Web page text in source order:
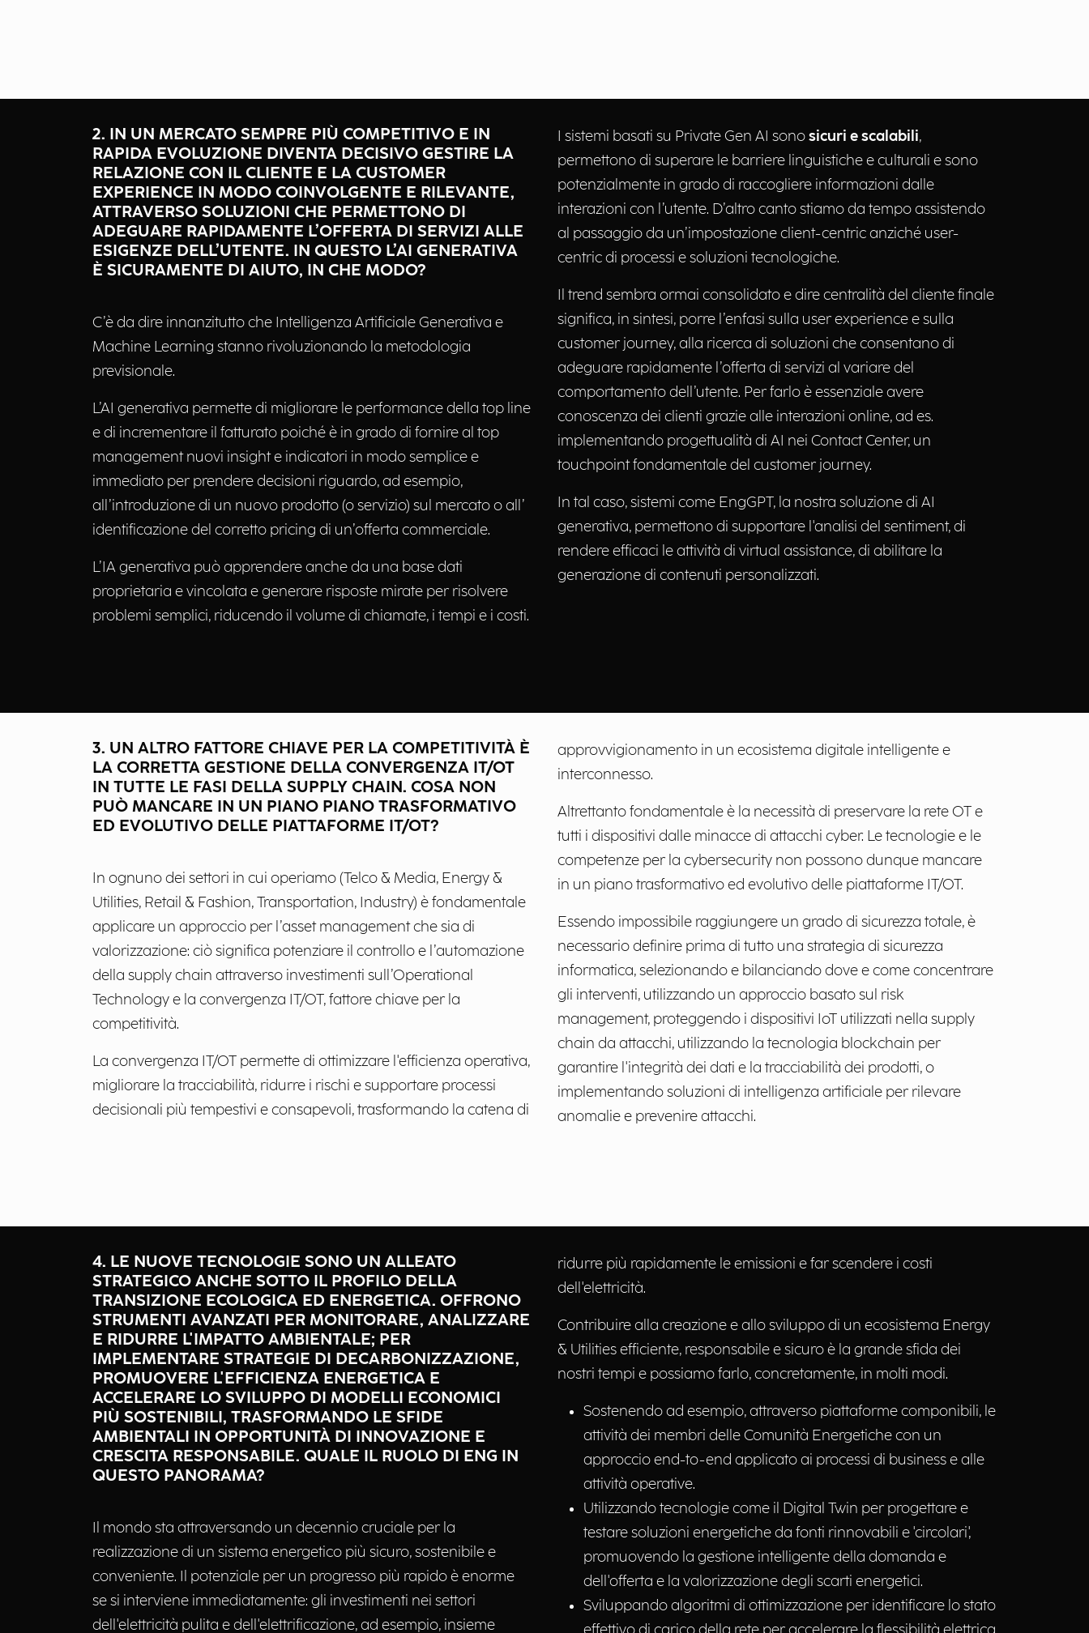
2. IN UN MERCATO SEMPRE PIÙ COMPETITIVO E IN
RAPIDA EVOLUZIONE DIVENTA DECISIVO GESTIRE LA
RELAZIONE CON IL CLIENTE E LA CUSTOMER
EXPERIENCE IN MODO COINVOLGENTE E RILEVANTE,
ATTRAVERSO SOLUZIONI CHE PERMETTONO DI
ADEGUARE RAPIDAMENTE L’OFFERTA DI SERVIZI ALLE
ESIGENZE DELL’UTENTE. IN QUESTO L’AI GENERATIVA
È SICURAMENTE DI AIUTO, IN CHE MODO?
C’è da dire innanzitutto che Intelligenza Artificiale Generativa e
Machine Learning stanno rivoluzionando la metodologia
previsionale.
L’AI generativa permette di migliorare le performance della top line
e di incrementare il fatturato poiché è in grado di fornire al top
management nuovi insight e indicatori in modo semplice e
immediato per prendere decisioni riguardo, ad esempio,
all’introduzione di un nuovo prodotto (o servizio) sul mercato o all’
identificazione del corretto pricing di un’offerta commerciale.
L’IA generativa può apprendere anche da una base dati
proprietaria e vincolata e generare risposte mirate per risolvere
problemi semplici, riducendo il volume di chiamate, i tempi e i costi.
I sistemi basati su Private Gen AI sonosicuri e scalabili,
permettono di superare le barriere linguistiche e culturali e sono
potenzialmente in grado di raccogliere informazioni dalle
interazioni con l’utente. D’altro canto stiamo da tempo assistendo
al passaggio da un’impostazione client-centric anziché user-
centric di processi e soluzioni tecnologiche.
Il trend sembra ormai consolidato e dire centralità del cliente finale
significa, in sintesi, porre l’enfasi sulla user experience e sulla
customer journey, alla ricerca di soluzioni che consentano di
adeguare rapidamente l’offerta di servizi al variare del
comportamento dell’utente. Per farlo è essenziale avere
conoscenza dei clienti grazie alle interazioni online, ad es.
implementando progettualità di AI nei Contact Center, un
touchpoint fondamentale del customer journey.
In tal caso, sistemi come EngGPT, la nostra soluzione di AI
generativa, permettono di supportare l'analisi del sentiment, di
rendere efficaci le attività di virtual assistance, di abilitare la
generazione di contenuti personalizzati.
3. UN ALTRO FATTORE CHIAVE PER LA COMPETITIVITÀ È
LA CORRETTA GESTIONE DELLA CONVERGENZA IT/OT
IN TUTTE LE FASI DELLA SUPPLY CHAIN. COSA NON
PUÒ MANCARE IN UN PIANO PIANO TRASFORMATIVO
ED EVOLUTIVO DELLE PIATTAFORME IT/OT?
In ognuno dei settori in cui operiamo (Telco & Media, Energy &
Utilities, Retail & Fashion, Transportation, Industry) è fondamentale
applicare un approccio per l’asset management che sia di
valorizzazione: ciò significa potenziare il controllo e l’automazione
della supply chain attraverso investimenti sull’Operational
Technology e la convergenza IT/OT, fattore chiave per la
competitività.
La convergenza IT/OT permette di ottimizzare l'efficienza operativa,
migliorare la tracciabilità, ridurre i rischi e supportare processi
decisionali più tempestivi e consapevoli, trasformando la catena di
approvvigionamento in un ecosistema digitale intelligente e
interconnesso.
Altrettanto fondamentale è la necessità di preservare la rete OT e
tutti i dispositivi dalle minacce di attacchi cyber. Le tecnologie e le
competenze per la cybersecurity non possono dunque mancare
in un piano trasformativo ed evolutivo delle piattaforme IT/OT.
Essendo impossibile raggiungere un grado di sicurezza totale, è
necessario definire prima di tutto una strategia di sicurezza
informatica, selezionando e bilanciando dove e come concentrare
gli interventi, utilizzando un approccio basato sul risk
management, proteggendo i dispositivi IoT utilizzati nella supply
chain da attacchi, utilizzando la tecnologia blockchain per
garantire l'integrità dei dati e la tracciabilità dei prodotti, o
implementando soluzioni di intelligenza artificiale per rilevare
anomalie e prevenire attacchi.
4. LE NUOVE TECNOLOGIE SONO UN ALLEATO
STRATEGICO ANCHE SOTTO IL PROFILO DELLA
TRANSIZIONE ECOLOGICA ED ENERGETICA. OFFRONO
STRUMENTI AVANZATI PER MONITORARE, ANALIZZARE
E RIDURRE L'IMPATTO AMBIENTALE; PER
IMPLEMENTARE STRATEGIE DI DECARBONIZZAZIONE,
PROMUOVERE L'EFFICIENZA ENERGETICA E
ACCELERARE LO SVILUPPO DI MODELLI ECONOMICI
PIÙ SOSTENIBILI, TRASFORMANDO LE SFIDE
AMBIENTALI IN OPPORTUNITÀ DI INNOVAZIONE E
CRESCITA RESPONSABILE. QUALE IL RUOLO DI ENG IN
QUESTO PANORAMA?
Il mondo sta attraversando un decennio cruciale per la
realizzazione di un sistema energetico più sicuro, sostenibile e
conveniente. Il potenziale per un progresso più rapido è enorme
se si interviene immediatamente: gli investimenti nei settori
dell'elettricità pulita e dell'elettrificazione, ad esempio, insieme
ridurre più rapidamente le emissioni e far scendere i costi
dell'elettricità.
Contribuire alla creazione e allo sviluppo di un ecosistema Energy
& Utilities efficiente, responsabile e sicuro è la grande sfida dei
nostri tempi e possiamo farlo, concretamente, in molti modi.
Sostenendo ad esempio, attraverso piattaforme componibili, le
attività dei membri delle Comunità Energetiche con un
approccio end-to-end applicato ai processi di business e alle
attività operative.
Utilizzando tecnologie come il Digital Twin per progettare e
testare soluzioni energetiche da fonti rinnovabili e 'circolari',
promuovendo la gestione intelligente della domanda e
dell'offerta e la valorizzazione degli scarti energetici.
Sviluppando algoritmi di ottimizzazione per identificare lo stato